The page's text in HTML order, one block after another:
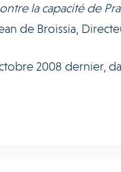
la capacité de
de Broissia,
2008 dernier,